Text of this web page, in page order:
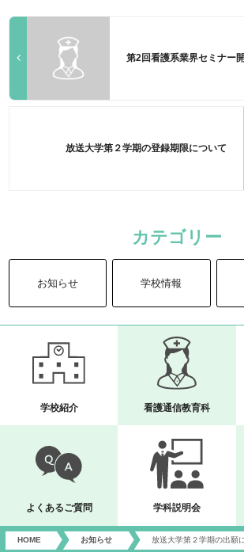
第2回看護系業界セミナー
放送大学第２学期の登録期限について
カテゴリー
お知らせ 学校情報
学校紹介 看護通信教育科
よくあるご質問 学科説明会
HOME お知らせ 放送大学第２学期の出願